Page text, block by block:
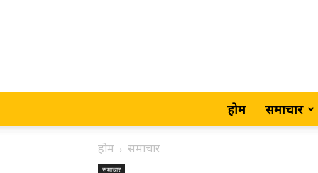
होम समाचार
होम समाचार
समाचार